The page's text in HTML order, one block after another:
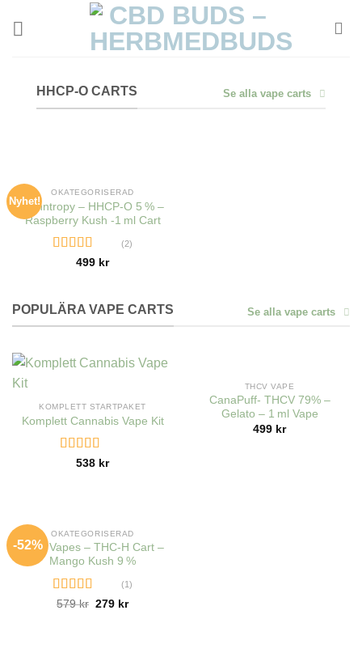
HHCP-O CARTS Se alla vape carts
Nyhet!
OUT OF STOCK
OKATEGORISERAD
Canntropy – HHCP-O 5 % –
Raspberry Kush -1 ml Cart
Rated5.00
(2)
499 kr
POPULÄRA VAPE CARTS Se alla vape carts
KOMPLETT STARTPAKET
Komplett Cannabis Vape Kit
Rated4.36
538 kr
OUT OF STOCK
THCV VAPE
CanaPuff- THCV 79% –
Gelato – 1 ml Vape
499 kr
-52%
OUT OF STOCK
OKATEGORISERAD
Hero Vapes – THC-H Cart –
Mango Kush 9 %
Rated5.00
(1)
579kr 279 kr